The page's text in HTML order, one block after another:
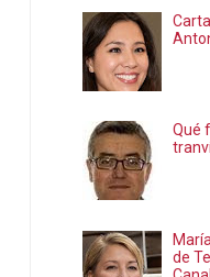
Qué
de